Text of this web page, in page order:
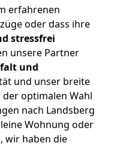
erfahrenen
oder dass ihre
stressfrei
unsere Partner
und
und unser breite
optimalen Wahl
nach Landsberg
Wohnung oder
wir haben die